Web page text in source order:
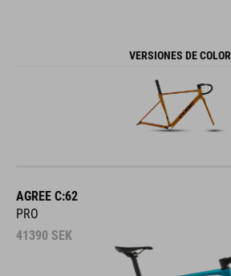
VERSIONES DE COLOR
AGREE C:62
PRO
41390 SEK